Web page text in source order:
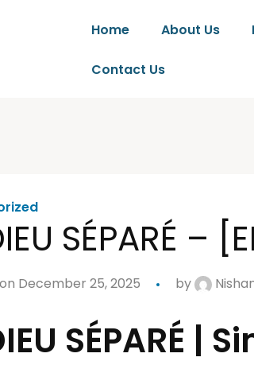
Home About Us
Contact Us
SÉPARÉ –
December 25, 2025 by
SÉPARÉ |